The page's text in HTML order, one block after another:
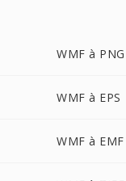
WMF à PNG
WMF à EPS
WMF à EMF